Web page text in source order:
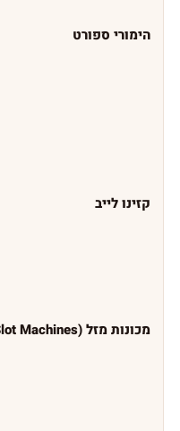
הימורי ספורט
קזינו לייב
מכונות מזל (Slot Machines)